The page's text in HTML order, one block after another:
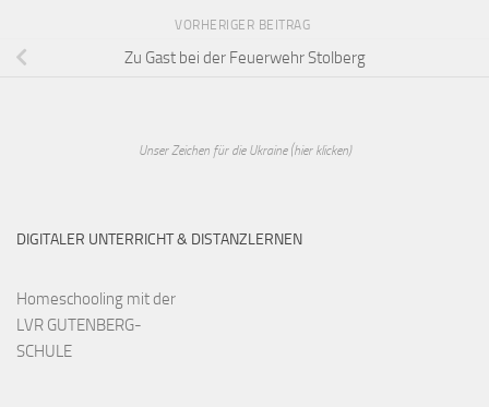
VORHERIGER BEITRAG
Zu Gast bei der Feuerwehr Stolberg
Unser Zeichen für die Ukraine (hier klicken)
DIGITALER UNTERRICHT & DISTANZLERNEN
Homeschooling mit der
LVR GUTENBERG-
SCHULE